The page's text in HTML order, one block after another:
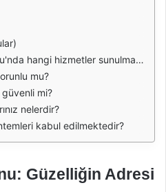
hangi hizmetler sunulmaktadır?
mu?
güvenli mi?
nelerdir?
kabul edilmektedir?
Güzelliğin Adresi